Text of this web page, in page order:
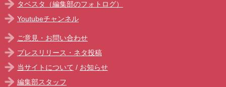
タベスタ（編集部のフォトログ）
Youtubeチャンネル
ご意見・お問い合わせ
プレスリリース・ネタ投稿
当サイトについて / お知らせ
編集部スタッフ